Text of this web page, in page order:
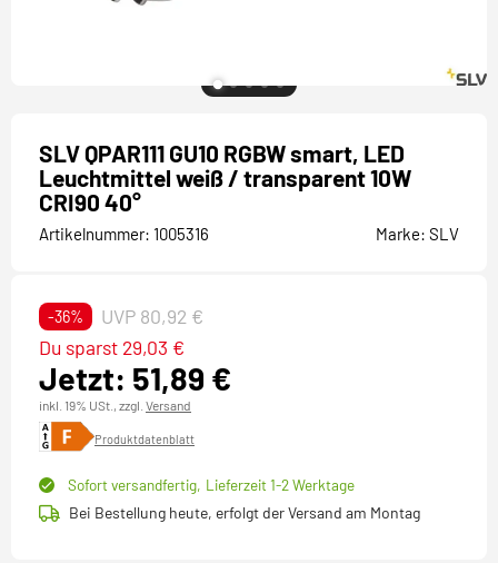
SLV QPAR111 GU10 RGBW smart, LED
Leuchtmittel weiß / transparent 10W
CRI90 40°
Artikelnummer: 1005316 Marke: SLV
-36% UVP 80,92 €
Jetzt: 51,89 €
Du sparst 29,03 €
inkl. 19% USt., zzgl. Versand
Produktdatenblatt
Sofort versandfertig, Lieferzeit 1-2 Werktage
Bei Bestellung heute, erfolgt der Versand am Montag